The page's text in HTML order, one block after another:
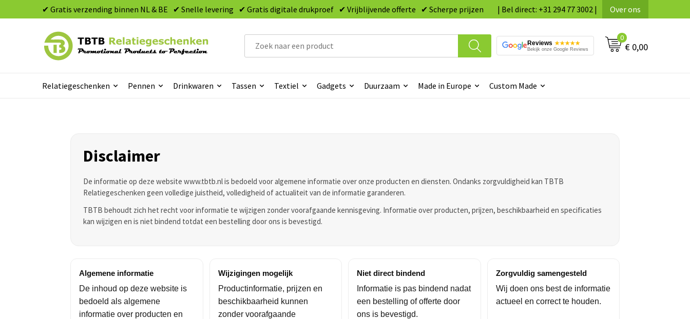
✔ Gratis verzending binnen NL & BE ✔ Snelle levering ✔ Gratis digitale drukproef ✔ Vrijblijvende offerte ✔ Scherpe prijzen | Bel direct: +31 294 77 3002 | Over ons
Reviews ★★★★★
Bekijk onze Google Reviews
0
€ 0,00
Relatiegeschenken Pennen Drinkwaren Tassen Textiel Gadgets Duurzaam Made in Europe Custom Made
Disclaimer
De informatie op deze website www.tbtb.nl is bedoeld voor algemene informatie over onze producten en diensten. Ondanks zorgvuldigheid kan TBTB
Relatiegeschenken geen volledige juistheid, volledigheid of actualiteit van de informatie garanderen.
TBTB behoudt zich het recht voor informatie te wijzigen zonder voorafgaande kennisgeving. Informatie over producten, prijzen, beschikbaarheid en specificaties
kan wijzigen en is niet bindend totdat een bestelling door ons is bevestigd.
Algemene informatie
De inhoud op deze website is
bedoeld als algemene
informatie over producten en
Wijzigingen mogelijk
Productinformatie, prijzen en
beschikbaarheid kunnen
zonder voorafgaande
Niet direct bindend
Informatie is pas bindend nadat
een bestelling of offerte door
ons is bevestigd.
Zorgvuldig samengesteld
Wij doen ons best de informatie
actueel en correct te houden.